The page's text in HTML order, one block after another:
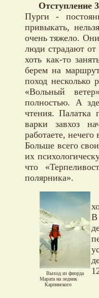
Отступление
Пурги -
привыкать,
очень тяжело.
люди страдают от
хоть как-то
берем на
поход несколько
«Вольный
полностью. А
чтения. Палатка
варки завхоз
работаете,
Больше всего
их
что
полярника».
Выход из фиорда
Марата на ледник
Карпинского
В